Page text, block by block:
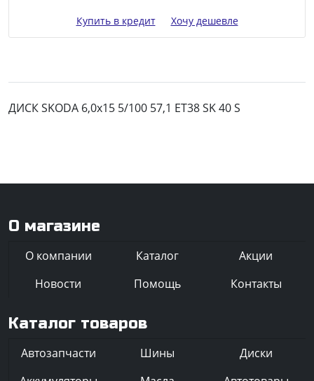
Купить в кредит Хочу дешевле
ДИСК SKODA 6,0x15 5/100 57,1 ET38 SK 40 S
О магазине
О компании Каталог
Акции
Новости
Помощь Контакты
Каталог товаров
Автозапчасти Шины
Диски